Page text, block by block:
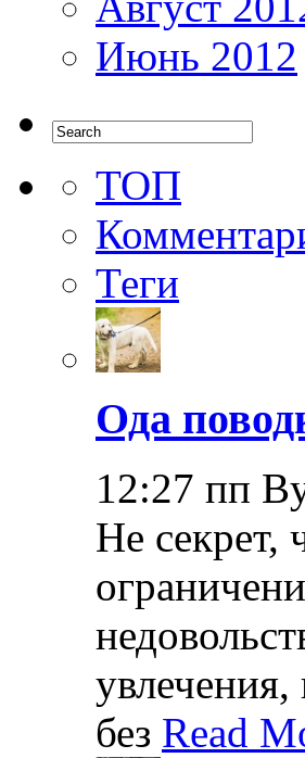
Июнь 2012
ТОП
Теги
Ода
12:27 пп
Не секрет,
без Read